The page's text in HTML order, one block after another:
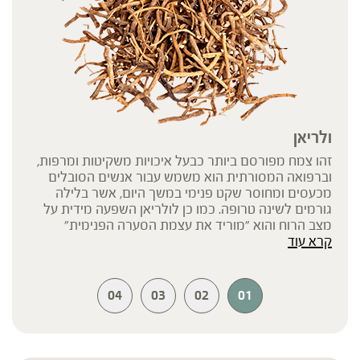
ולריאן
זהו צמח מפורסם ביותר כבעל איכויות משקיטות ומרפות,
וברפואה המסורתית הוא משמש עבור אנשים הסובלים
מכעסים ומחוסר שקט פנימי במשך היום, אשר בלילה
גורמים לשינה טרופה. כמו כן לולריאן השפעה מידית על
מצב הרוח והוא "מוריד את עצמת הסערה הפנימית"
ומעניק תחושת נינוחות והרפיה כללית התומכות בתהליך
קרא עוד
01
02
03
04